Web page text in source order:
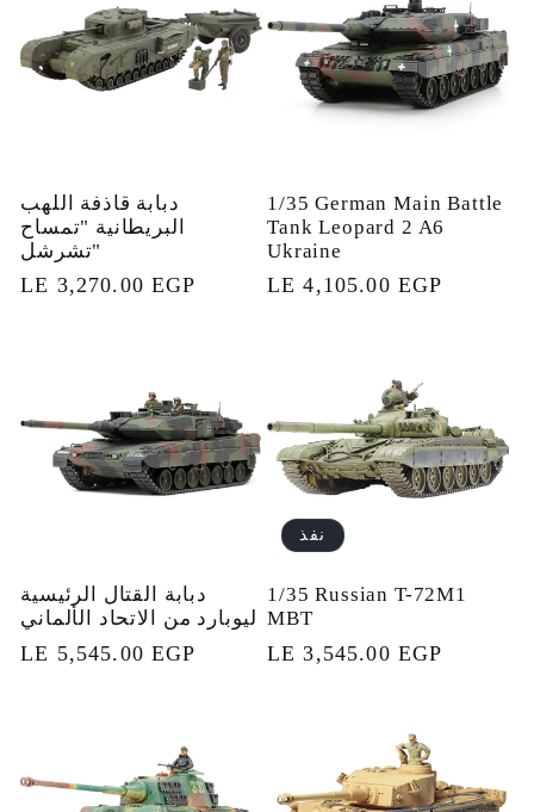
دبابة قاذفة اللهب
البريطانية "تمساح
تشرشل"
السعر
LE 3,270.00 EGP
1/35 German Main Battle
Tank Leopard 2 A6
Ukraine
السعر
LE 4,105.00 EGP
دبابة القتال الرئيسية
ليوبارد من الاتحاد الألماني
السعر
LE 5,545.00 EGP
نفذ
1/35 Russian T-72M1
MBT
السعر
LE 3,545.00 EGP